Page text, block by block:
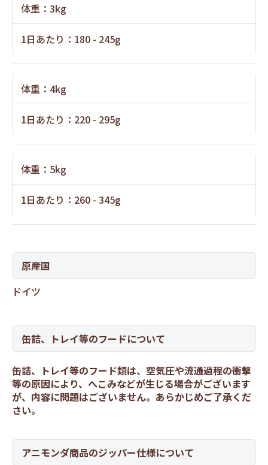
体重：3kg
1日あたり：180 - 245g
体重：4kg
1日あたり：220 - 295g
体重：5kg
1日あたり：260 - 345g
原産国
ドイツ
缶詰、トレイ等のフードについて
缶詰、トレイ等のフード類は、空気圧や流通過程の衝撃
等の原因により、へこみなどが生じる場合がございます
が、内容に問題はございません。あらかじめご了承くだ
さい。
アニモンダ商品のジッパー仕様について